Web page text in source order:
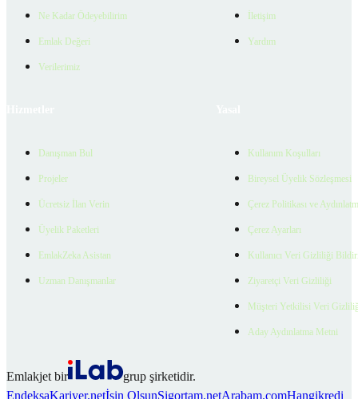
Ne Kadar Ödeyebilirim
Emlak Değeri
Verilerimiz
İletişim
Yardım
Danışman Bul
Projeler
Ücretsiz İlan Verin
Üyelik Paketleri
EmlakZeka Asistan
Uzman Danışmanlar
Kullanım Koşulları
Bireysel Üyelik Sözleşmesi
Çerez Politikası ve
Çerez Ayarları
Kullanıcı Veri Gizliliği
Ziyaretçi Veri Gizliliği
Müşteri Yetkilisi Veri
Aday Aydınlatma Metni
Emlakjet bir
grup şirketidir.
EndeksaKariyer.netİşin OlsunSigortam.netArabam.comHangikredi